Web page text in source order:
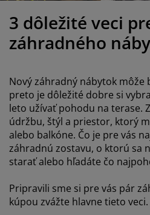
skrine
s úložným priestorom
matrace
postele
nábytku
osvetlenie
3 dôležité veci
záhradného
Nový záhradný nábytok môže
preto je dôležité dobre si
leto užívať pohodu na terase.
údržbu, štýl a priestor, ktorý
alebo balkóne. Čo je pre vás
záhradnú zostavu, o ktorú sa
starať alebo hľadáte čo
Pripravili sme si pre vás pár
kúpou zvážte hlavne tieto veci.